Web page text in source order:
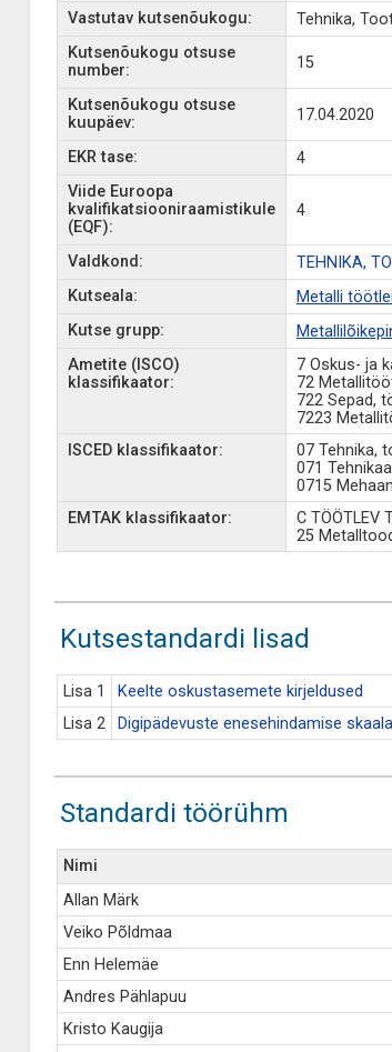
Vastutav kutsenõukogu:
Tehnika,
Kutsenõukogu otsuse
number:
15
Kutsenõukogu otsuse
kuupäev:
17.04.2020
EKR tase:
4
Viide Euroopa
kvalifikatsiooniraamistikule
(EQF):
4
Valdkond:
TEHNIKA,
Kutseala:
Metalli
Kutse grupp:
Ametite (ISCO)
klassifikaator:
7 Oskus- ja
72
722 Sepad,
7223
ISCED klassifikaator:
07 Tehnika,
071
0715
EMTAK klassifikaator:
C TÖÖTLEV
25
Kutsestandardi lisad
Lisa 1
Keelte oskustasemete kirjeldused
Lisa 2
Digipädevuste enesehindamise skaala
Standardi töörühm
Nimi
Allan Märk
Veiko Põldmaa
Enn Helemäe
Andres Pählapuu
Kristo Kaugija